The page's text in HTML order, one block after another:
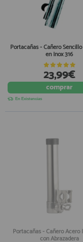
Portacañas - Cañero
en Inox 316
23,99€
comprar
En Existencias
Portacañas - Cañero Acero
con Abrazadera